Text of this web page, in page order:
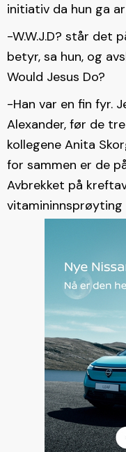
initiativ da hun ga
-W.W.J.D? står det
betyr, sa hun, og
Would Jesus Do?
-Han var en fin fyr.
Alexander, før de
kollegene Anita
for sammen er de
Avbrekket på
vitamininnsprøyting